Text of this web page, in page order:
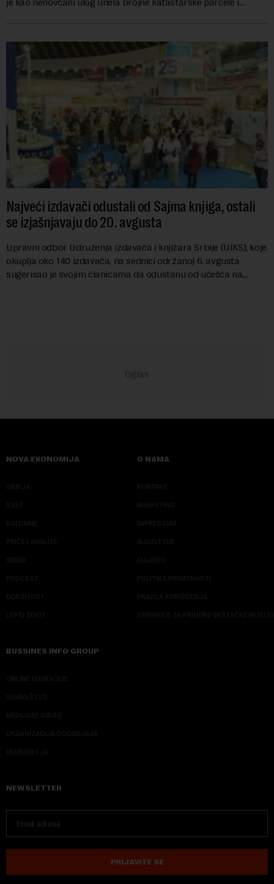
je kao nenovčani ulog unela brojne katastarske parcele i
Najveći izdavači odustali od Sajma knjiga, ostali
se izjašnjavaju do 20. avgusta
Upravni odbor Udruženja izdavača i knjižara Srbije (UIKS), koje
okuplja oko 140 izdavača, na sednici održanoj 6. avgusta
sugerisao je svojim članicama da odustanu od učešća na
NOVA EKONOMIJA
SRBIJA
SVET
KOLUMNE
PRIČE I ANALIZE
VIDEO
PODCAST
ODRŽIVOST
LEPŠI ŽIVOT
O NAMA
KONTAKT
MARKETING
IMPRESSUM
NJUZLETER
KLIJENTI
POLITIKA PRIVATNOSTI
PRAVILA KORIŠĆENJA
SMERNICE ZA PRIMENU VEŠTAČKE
BUSSINES INFO GROUP
ONLINE EDUKACIJE
IZDAVAŠTVO
MEDIJSKE OBUKE
ORGANIZACIJA DOGADJAJA
EKONOM I JA
NEWSLETTER
PRIJAVITE SE